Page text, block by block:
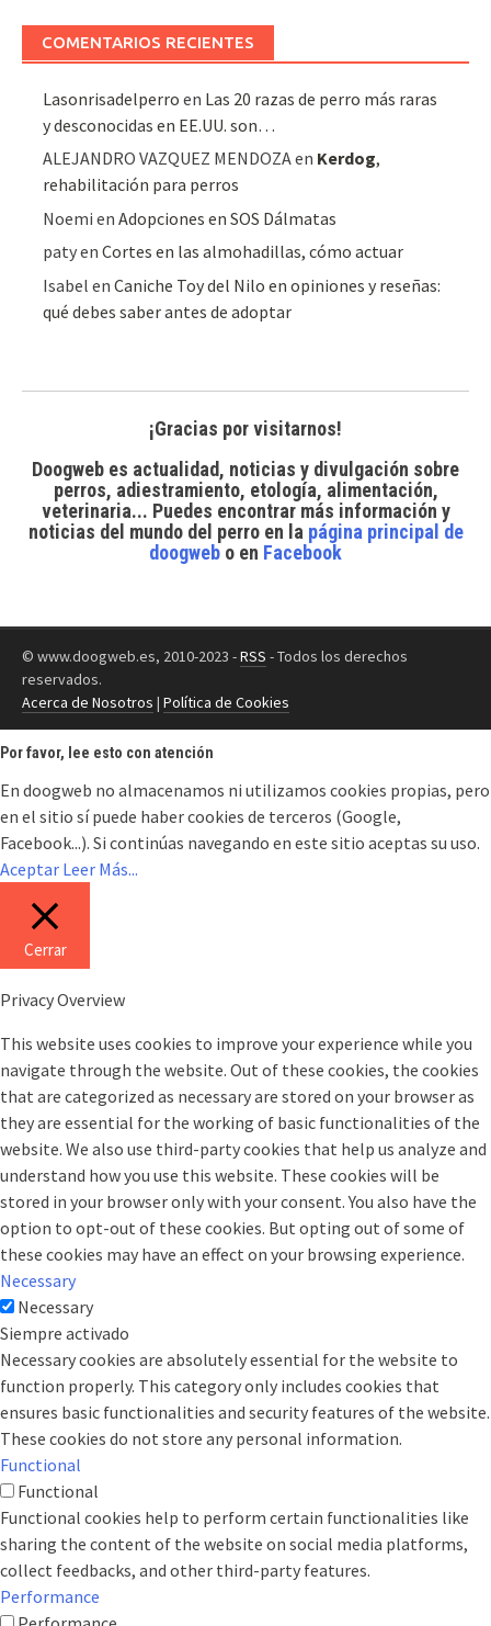
COMENTARIOS RECIENTES
Lasonrisadelperro en Las 20 razas de perro más raras
y desconocidas en EE.UU. son…
ALEJANDRO VAZQUEZ MENDOZAen Kerdog,
rehabilitación para perros
Noemi enAdopciones en SOS Dálmatas
patyenCortes en las almohadillas, cómo actuar
Isabel enCaniche Toy del Nilo en opiniones y reseñas:
qué debes saber antes de adoptar
¡Gracias por visitarnos!
Doogweb es actualidad, noticias y divulgación sobre
perros, adiestramiento, etología, alimentación,
veterinaria... Puedes encontrar más información y
noticias del mundo del perroen la página principal de
doogweb o en Facebook
© www.doogweb.es, 2010-2023 -RSS - Todos los derechos
reservados.
Acerca de Nosotros | Política de Cookies
Por favor, lee esto con atención
En doogweb no almacenamos ni utilizamos cookies propias, pero
en el sitio sí puede haber cookies de terceros (Google,
Facebook...). Si continúas navegando en este sitio aceptas su uso.
Aceptar Leer Más...
Cerrar
Privacy Overview
This website uses cookies to improve your experience while you
navigate through the website. Out of these cookies, the cookies
that are categorized as necessary are stored on your browser as
they are essential for the working of basic functionalities of the
website. We also use third-party cookies that help us analyze and
understand how you use this website. These cookies will be
stored in your browser only with your consent. You also have the
option to opt-out of these cookies. But opting out of some of
these cookies may have an effect on your browsing experience.
Necessary
Necessary
Siempre activado
Necessary cookies are absolutely essential for the website to
function properly. This category only includes cookies that
ensures basic functionalities and security features of the website.
These cookies do not store any personal information.
Functional
Functional
Functional cookies help to perform certain functionalities like
sharing the content of the website on social media platforms,
collect feedbacks, and other third-party features.
Performance